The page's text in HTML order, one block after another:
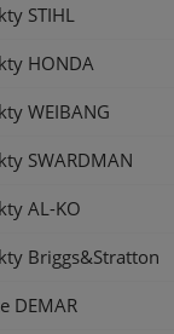
STIHL
HONDA
WEIBANG
SWARDMAN
AL-KO
Briggs&Stratton
DEMAR